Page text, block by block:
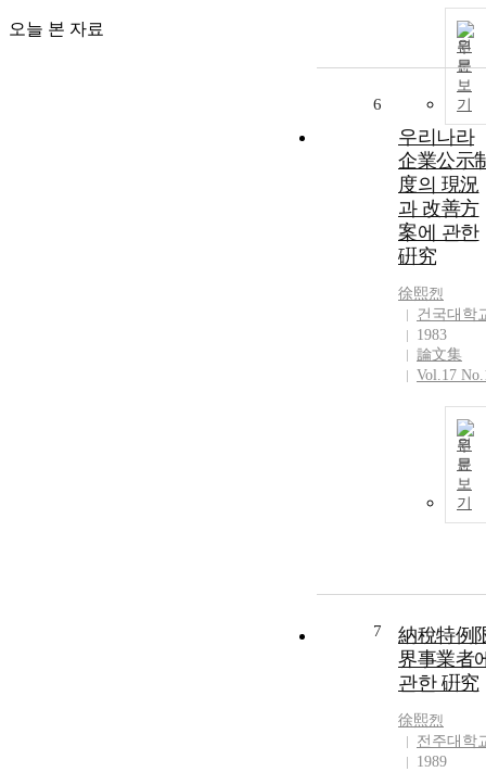
오늘 본 자료
원
문
보
기
6
우리나라
企業公示
度의 現況
과 改善方
案에 관한
硏究
徐熙烈
건국대학
1983
論文集
Vol.17
원
문
보
기
7
納稅特例
界事業者
관한 硏究
徐熙烈
전주대학
1989